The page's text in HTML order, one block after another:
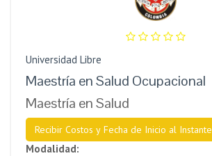
Universidad Libre
Maestría en Salud Ocupacional
Maestría en Salud
Recibir Costos y Fecha de Inicio al Instante
Modalidad: